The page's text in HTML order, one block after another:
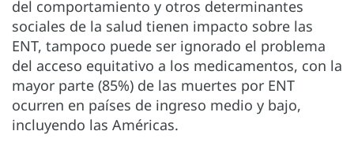
del comportamiento y otros determinantes
sociales de la salud tienen impacto sobre las
ENT, tampoco puede ser ignorado el problema
del acceso equitativo a los medicamentos, con la
mayor parte (85%) de las muertes por ENT
ocurren en países de ingreso medio y bajo,
incluyendo las Américas.